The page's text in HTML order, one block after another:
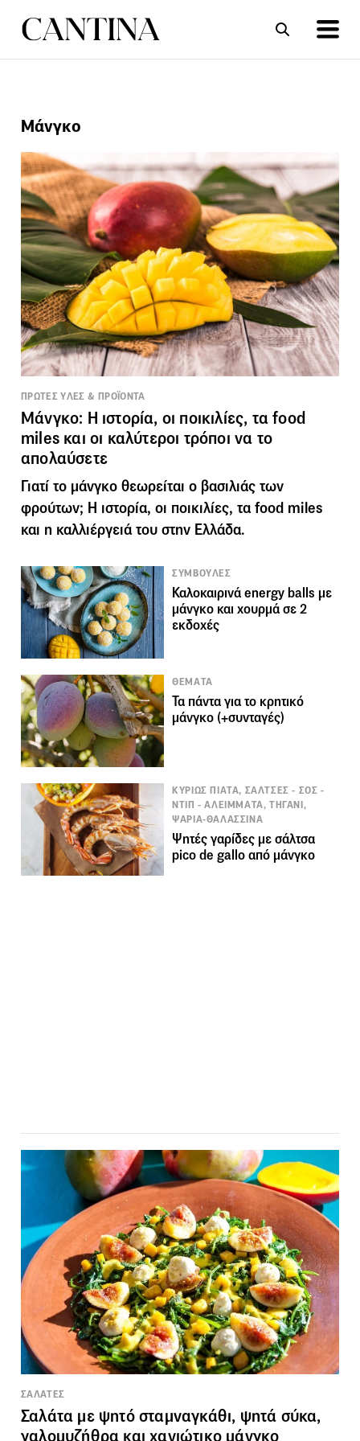
Μάνγκο
ΠΡΩΤΕΣ ΥΛΕΣ & ΠΡΟΪΟΝΤΑ
Μάνγκο: Η ιστορία, οι ποικιλίες, τα food
miles και οι καλύτεροι τρόποι να το
απολαύσετε
Γιατί το μάνγκο θεωρείται ο βασιλιάς των
φρούτων; Η ιστορία, οι ποικιλίες, τα food miles
και η καλλιέργειά του στην Ελλάδα.
ΣΥΜΒΟΥΛΕΣ
Καλοκαιρινά energy balls με
μάνγκο και χουρμά σε 2
εκδοχές
ΘΕΜΑΤΑ
Τα πάντα για το κρητικό
μάνγκο (+συνταγές)
ΚΥΡΙΩΣ ΠΙΑΤΑ, ΣΑΛΤΣΕΣ - ΣΟΣ -
ΝΤΙΠ - ΑΛΕΙΜΜΑΤΑ, ΤΗΓΑΝΙ,
ΨΑΡΙΑ-ΘΑΛΑΣΣΙΝΑ
Ψητές γαρίδες με σάλτσα
pico de gallo από μάνγκο
ΣΑΛΑΤΕΣ
Σαλάτα με ψητό σταμναγκάθι, ψητά σύκα,
γαλομυζήθρα και χανιώτικο μάνγκο